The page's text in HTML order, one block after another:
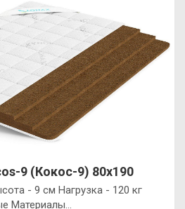
9 (Кокос-9) 80х190
- 9 см Нагрузка - 120 кг
Материалы…